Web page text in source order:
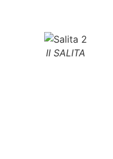
II SALITA